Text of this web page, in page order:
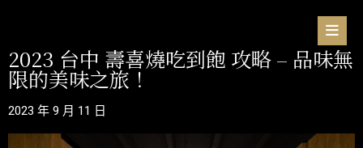
2023 台中 壽喜燒吃到飽 攻略 – 品味無
限的美味之旅！
2023 年 9 月 11 日